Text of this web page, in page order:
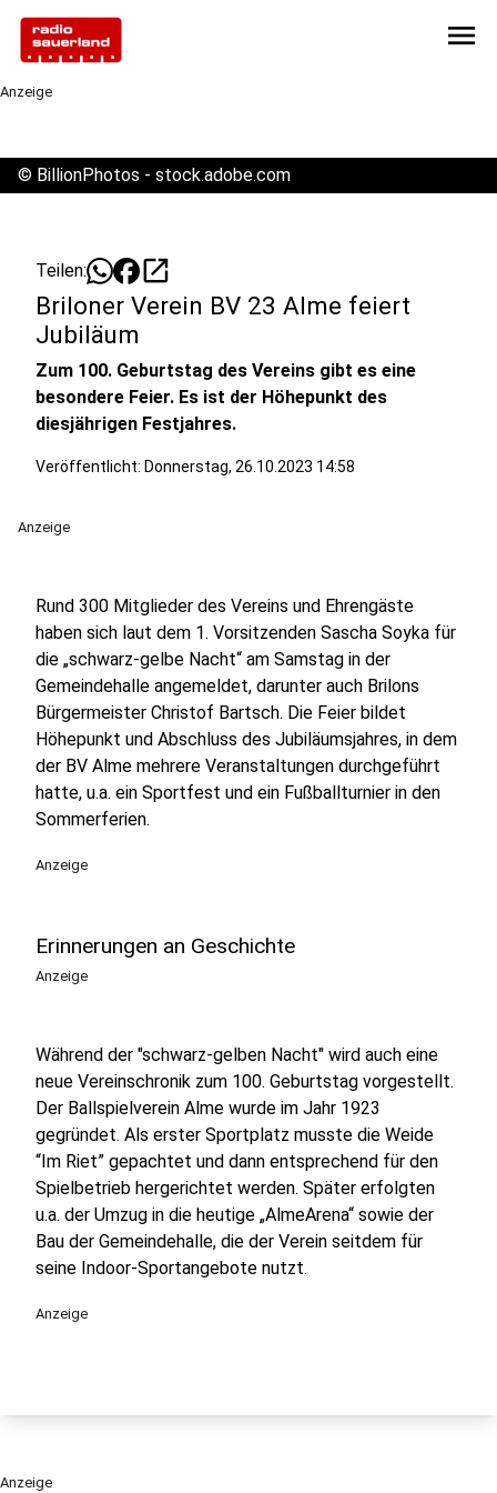
menu
Anzeige
© BillionPhotos - stock.adobe.com
Teilen: open_in_new
Briloner Verein BV 23 Alme feiert
Jubiläum
Zum 100. Geburtstag des Vereins gibt es eine
besondere Feier. Es ist der Höhepunkt des
diesjährigen Festjahres.
Veröffentlicht: Donnerstag, 26.10.2023 14:58
Anzeige
Rund 300 Mitglieder des Vereins und Ehrengäste
haben sich laut dem 1. Vorsitzenden Sascha Soyka für
die „schwarz-gelbe Nacht“ am Samstag in der
Gemeindehalle angemeldet, darunter auch Brilons
Bürgermeister Christof Bartsch. Die Feier bildet
Höhepunkt und Abschluss des Jubiläumsjahres, in dem
der BV Alme mehrere Veranstaltungen durchgeführt
hatte, u.a. ein Sportfest und ein Fußballturnier in den
Sommerferien.
Anzeige
Erinnerungen an Geschichte
Anzeige
Während der "schwarz-gelben Nacht" wird auch eine
neue Vereinschronik zum 100. Geburtstag vorgestellt.
Der Ballspielverein Alme wurde im Jahr 1923
gegründet. Als erster Sportplatz musste die Weide
“Im Riet” gepachtet und dann entsprechend für den
Spielbetrieb hergerichtet werden. Später erfolgten
u.a. der Umzug in die heutige „AlmeArena“ sowie der
Bau der Gemeindehalle, die der Verein seitdem für
seine Indoor-Sportangebote nutzt.
Anzeige
Anzeige